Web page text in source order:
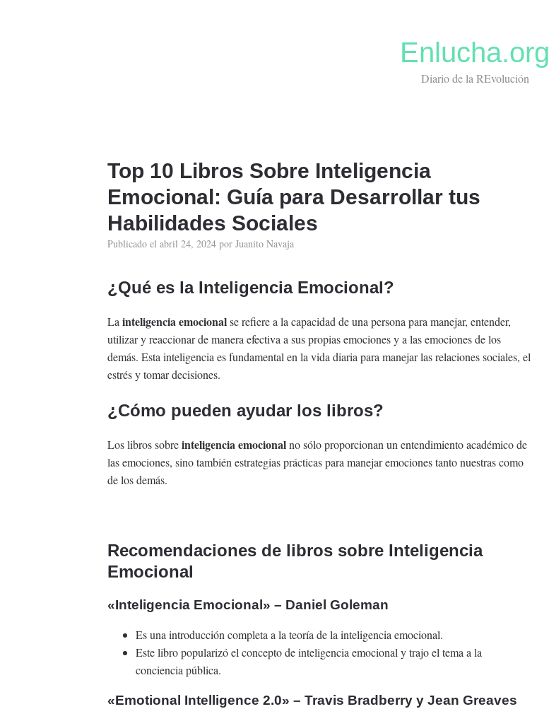
Enlucha.org
Diario de la REvolución
Top 10 Libros Sobre Inteligencia
Emocional: Guía para Desarrollar tus
Habilidades Sociales
Publicado el abril 24, 2024 por Juanito Navaja
¿Qué es la Inteligencia Emocional?
La inteligencia emocionalse refiere a la capacidad de una persona para manejar, entender,
utilizar y reaccionar de manera efectiva a sus propias emociones y a las emociones de los
demás. Esta inteligencia es fundamental en la vida diaria para manejar las relaciones sociales, el
estrés y tomar decisiones.
¿Cómo pueden ayudar los libros?
Los libros sobreinteligencia emocionalno sólo proporcionan un entendimiento académico de
las emociones, sino también estrategias prácticas para manejar emociones tanto nuestras como
de los demás.
Recomendaciones de libros sobre Inteligencia
Emocional
«Inteligencia Emocional» – Daniel Goleman
Es una introducción completa a la teoría de la inteligencia emocional.
Este libro popularizó el concepto de inteligencia emocional y trajo el tema a la
conciencia pública.
«Emotional Intelligence 2.0» – Travis Bradberry y Jean Greaves